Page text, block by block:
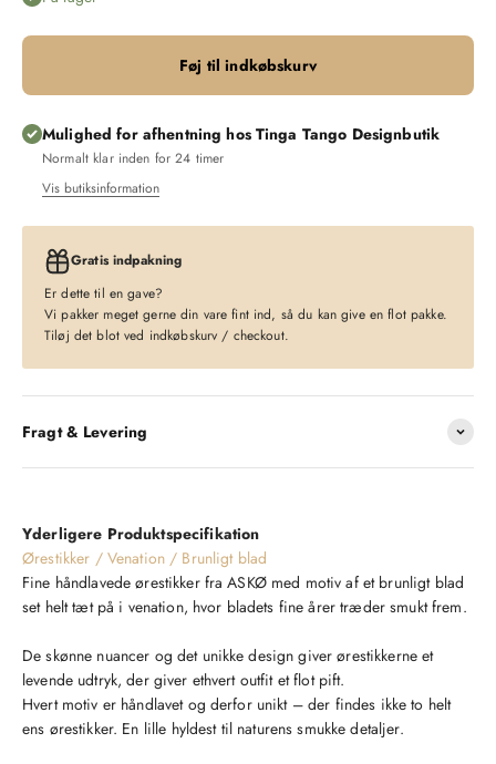
Føj til indkøbskurv
Mulighed for afhentning hos Tinga Tango Designbutik
Normalt klar inden for 24 timer
Vis butiksinformation
Gratis indpakning
Er dette til en gave?
Vi pakker meget gerne din vare fint ind, så du kan give en flot pakke.
Tiløj det blot ved indkøbskurv / checkout.
Fragt & Levering
Yderligere Produktspecifikation
Ørestikker / Venation / Brunligt blad
Fine håndlavede ørestikker fra ASKØ med motiv af et brunligt blad
set helt tæt på i venation, hvor bladets fine årer træder smukt frem.
De skønne nuancer og det unikke design giver ørestikkerne et
levende udtryk, der giver ethvert outfit et flot pift.
Hvert motiv er håndlavet og derfor unikt – der findes ikke to helt
ens ørestikker. En lille hyldest til naturens smukke detaljer.